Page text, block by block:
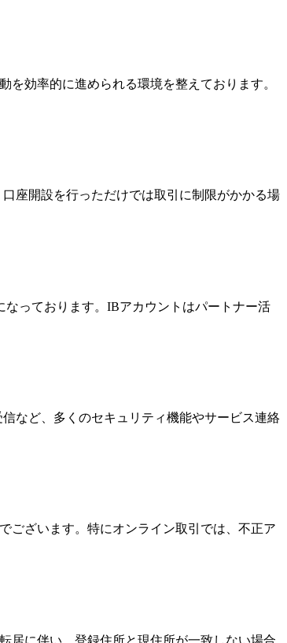
効率的に進められる環境を整えております。
座開設を行っただけでは取引に制限がかかる場
っております。IBアカウントはパートナー活
など、多くのセキュリティ機能やサービス連絡
ございます。特にオンライン取引では、不正ア
居に伴い、登録住所と現住所が一致しない場合